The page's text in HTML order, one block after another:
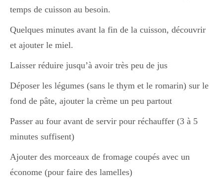
temps de cuisson au besoin.
Quelques minutes avant la fin de la cuisson, découvrir
et ajouter le miel.
Laisser réduire jusqu’à avoir très peu de jus
Déposer les légumes (sans le thym et le romarin) sur le
fond de pâte, ajouter la crème un peu partout
Passer au four avant de servir pour réchauffer (3 à 5
minutes suffisent)
Ajouter des morceaux de fromage coupés avec un
économe (pour faire des lamelles)